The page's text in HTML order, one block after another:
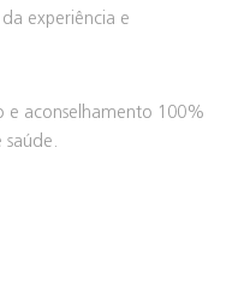
experiência e
e aconselhamento 100%